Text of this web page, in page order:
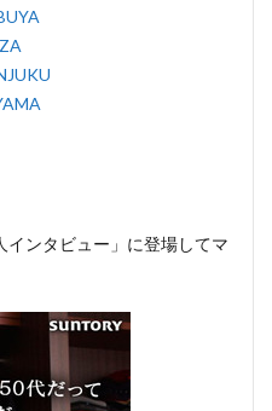
インタビュー」に登場してマ